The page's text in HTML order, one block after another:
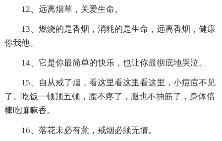
12、远离烟草，关爱生命。
13、燃烧的是香烟，消耗的是生命，远离香烟，健康
你我他。
14、它是你最简单的快乐，也让你最彻底地哭泣。
15、自从戒了烟，看这里看这里看这里，小痘痘不见
了。吃饭一顿顶五顿，腰不疼了，腿也不抽筋了，身体倍
棒吃嘛嘛香。
16、落花未必有意，戒烟必须无情。